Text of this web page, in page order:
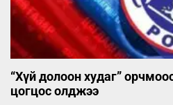
“Хүй долоон худаг”
цогцос олджээ